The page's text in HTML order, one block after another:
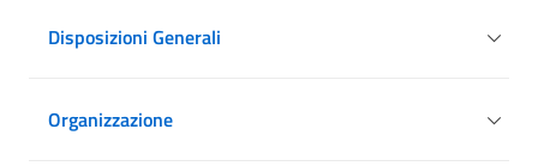
Disposizioni Generali
Organizzazione